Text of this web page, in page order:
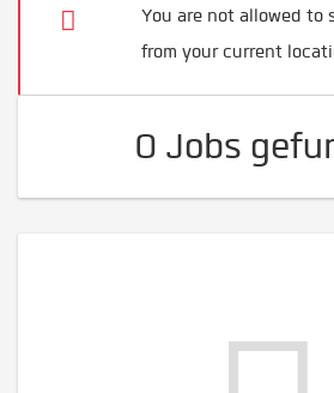
You are not allowed to
from your current
0 Jobs